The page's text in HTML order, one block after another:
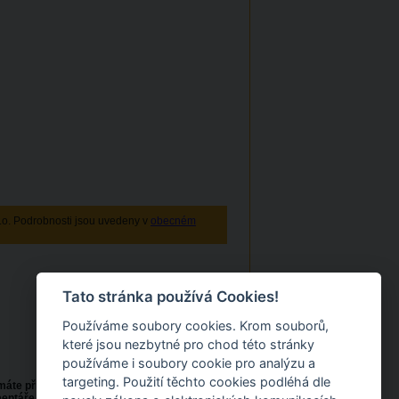
Podrobnosti jsou uvedeny v obecném
přístup k technologickým a
Tato stránka používá Cookies!
Používáme soubory cookies. Krom souborů,
které jsou nezbytné pro chod této stránky
používáme i soubory cookie pro analýzu a
targeting. Použití těchto cookies podléhá dle